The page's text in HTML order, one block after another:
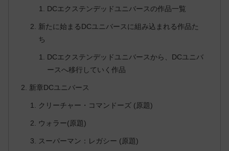
DCエクステンデッドユニバースの作品一覧
新たに始まるDCユニバースに組み込まれる作品た
ち
DCエクステンデッドユニバースから、DCユニバ
ースへ移行していく作品
新章DCユニバース
クリーチャー・コマンドーズ (原題)
ウォラー(原題)
スーパーマン：レガシー (原題)